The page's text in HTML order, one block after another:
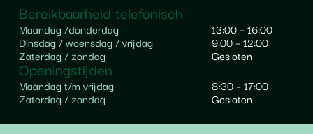
Bereikbaarheid telefonisch
Maandag /donderdag
Dinsdag / woensdag / vrijdag
Zaterdag / zondag
13:00 – 16:00
9:00 – 12:00
Gesloten
Openingstijden
Maandag t/m vrijdag
Zaterdag / zondag
8:30 – 17:00
Gesloten